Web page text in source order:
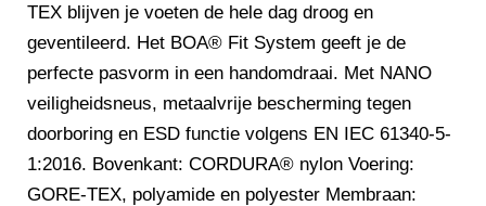
TEX blijven je voeten de hele dag droog en
geventileerd. Het BOA® Fit System geeft je de
perfecte pasvorm in een handomdraai. Met NANO
veiligheidsneus, metaalvrije bescherming tegen
doorboring en ESD functie volgens EN IEC 61340-5-
1:2016. Bovenkant: CORDURA® nylon Voering:
GORE-TEX, polyamide en polyester Membraan: